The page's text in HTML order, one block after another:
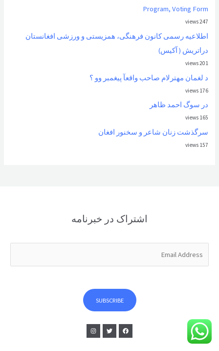
Program, Voting Form
247 views
اطلاعیه رسمی کانون فرهنگی، همزیستی و ورزشی افغانستان
دراتریش ( آکیس)
201 views
د لغمان مهترلام صاحب واقعآ پیغمبر وو ؟
176 views
در سوگ احمد ظاهر
165 views
سرگذشت زنان شاعر و سخنور افغان
157 views
اشتراک در خبرنامه
SUBSCRIBE